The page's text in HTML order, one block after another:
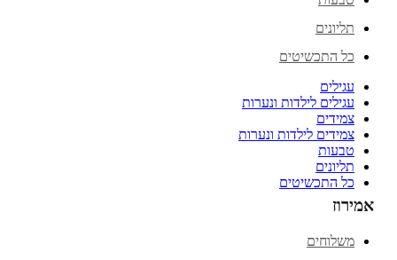
תליונים
כל התכשיטים
עגילים
עגילים לילדות ונערות
צמידים
צמידים לילדות ונערות
טבעות
תליונים
כל התכשיטים
אמירוז
משלוחים